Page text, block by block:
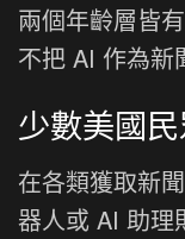
兩個年齡層皆
不把 AI 作為新
少數美國
在各類獲取新
器人或 AI 助理